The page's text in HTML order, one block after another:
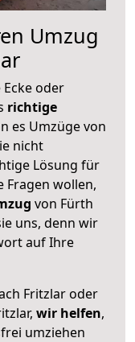
Umzug
oder
richtige
es Umzüge von
nicht
Lösung für
Fragen wollen,
von Fürth
uns, denn wir
auf Ihre
Fritzlar oder
wir helfen,
umziehen